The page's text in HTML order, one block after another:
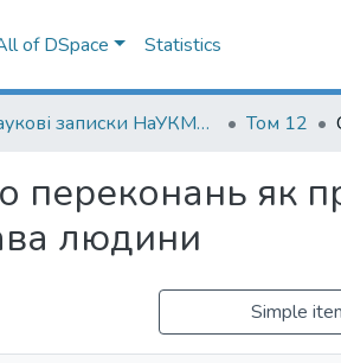
of DSpace Statistics
Наукові записки НаУКМА. Юридичні науки Том 12
переконань як
людини
Simple